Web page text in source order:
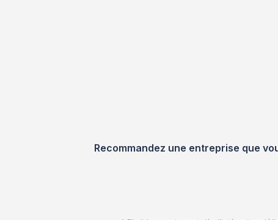
Recommandez une entreprise que